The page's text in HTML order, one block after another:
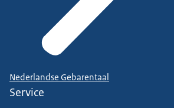
Nederlandse Gebarentaal
Service